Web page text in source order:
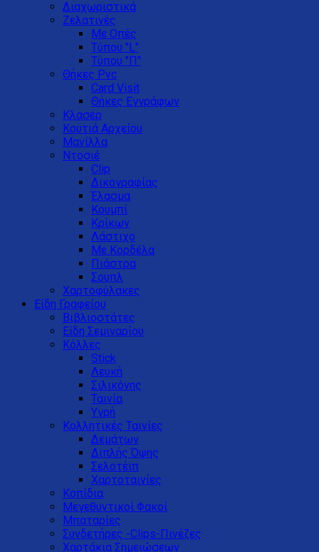
Διαχωριστικά
Ζελατινές
Με Οπές
Τύπου "L"
Τύπου "Π"
Θήκες Pvc
Card Visit
Θήκες Εγγράφων
Κλασέρ
Κουτιά Αρχείου
Μανίλλα
Ντοσιέ
Clip
Δικογραφίας
Έλασμα
Κουμπί
Κρίκων
Λάστιχο
Με Κορδέλα
Πιάστρα
Σουπλ
Χαρτοφύλακες
Είδη Γραφείου
Βιβλιοστάτες
Είδη Σεμιναρίου
Κόλλες
Stick
Λευκή
Σιλικόνης
Ταινία
Υγρή
Κολλητικές Ταινίες
Δεμάτων
Διπλής Όψης
Σελοτέιπ
Χαρτοταινίες
Κοπίδια
Μεγεθυντικοί Φακοί
Μπαταρίες
Συνδετήρες -Clips-Πινέζες
Χαρτάκια Σημειώσεων